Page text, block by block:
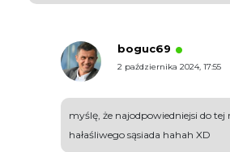
boguc69
2 października 2024, 17:55
myślę, że najodpowiedniejsi do
hałaśliwego sąsiada hahah XD